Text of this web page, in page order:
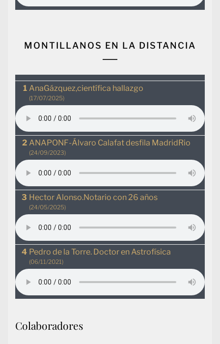
MONTILLANOS EN LA DISTANCIA
AnaGázquez,científica hallazgo
(17/07/2025)
ANAPONF-Álvaro Calafat desfila MadridRio
(24/09/2023)
Hector Alonso.Notario con 26 años
(24/05/2025)
Pedro de la Torre. Doctor en Astrofísica
(06/11/2021)
Colaboradores